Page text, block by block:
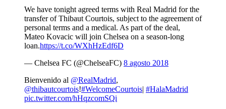
We have tonight agreed terms with Real Madrid for the
transfer of Thibaut Courtois, subject to the agreement of
personal terms and a medical. As part of the deal,
Mateo Kovacic will join Chelsea on a season-long
loan.https://t.co/WXhHzEdf6D
— Chelsea FC (@ChelseaFC) 8 agosto 2018
Bienvenido al @RealMadrid,
@thibautcourtois!#WelcomeCourtois| #HalaMadrid
pic.twitter.com/hHqzcomSQi